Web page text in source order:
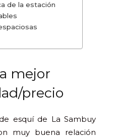
de la estación
mejor
precio
de esquí de La Sambuy
muy buena relación